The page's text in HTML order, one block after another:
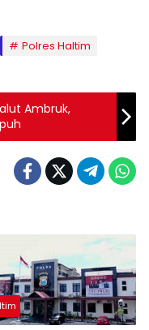
Polres Haltim
Ambruk,